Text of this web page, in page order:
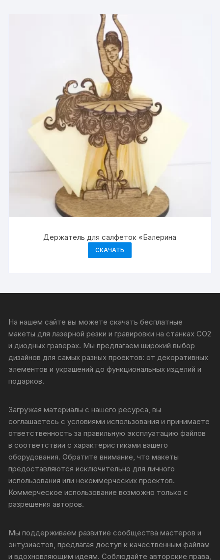
Держатель для салфеток «Балерина
СКАЧАТЬ
На нашем сайте вы можете скачать бесплатные
макеты для лазерной резки и гравировки на станках CO2
и диодных граверах. Мы предлагаем широкий выбор
дизайнов для самых разных проектов: от декоративных
элементов и украшений до функциональных изделий и
подарков.
Загружая материалы с нашего ресурса, вы
соглашаетесь с условиями использования и принимаете
ответственность за правильную эксплуатацию файлов
в соответствии с характеристиками вашего
оборудования. Обратите внимание, что макеты
предоставляются исключительно для личного
использования или некоммерческих проектов.
Коммерческое использование возможно только с
разрешения авторов.
Мы поддерживаем развитие сообщества мастеров и
энтузиастов, предлагая доступ к качественным файлам
и вдохновляющим идеям. Соблюдайте авторские права,